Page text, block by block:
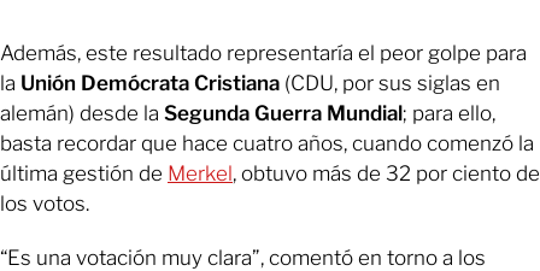
Además, este resultado representaría el peor golpe para
la Unión Demócrata Cristiana (CDU, por sus siglas en
alemán) desde la Segunda Guerra Mundial; para ello,
basta recordar que hace cuatro años, cuando comenzó la
última gestión de Merkel, obtuvo más de 32 por ciento de
los votos.
“Es una votación muy clara”, comentó en torno a los